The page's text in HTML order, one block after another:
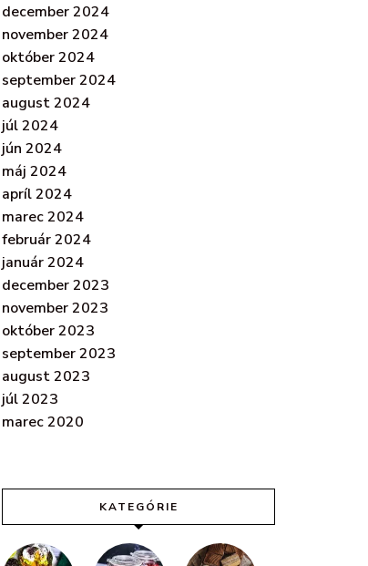
december 2024
november 2024
október 2024
september 2024
august 2024
júl 2024
jún 2024
máj 2024
apríl 2024
marec 2024
február 2024
január 2024
december 2023
november 2023
október 2023
september 2023
august 2023
júl 2023
marec 2020
KATEGÓRIE